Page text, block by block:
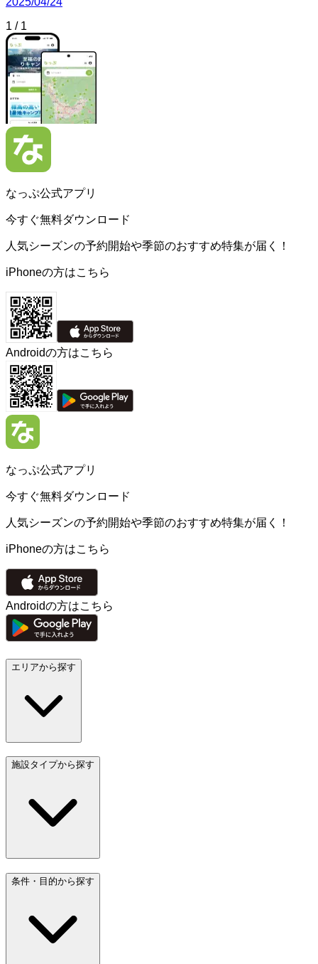
1 / 1
なっぷ公式アプリ
今すぐ無料ダウンロード
人気シーズンの予約開始や季節のおすすめ特集が届く！
iPhoneの方はこちら
Androidの方はこちら
なっぷ公式アプリ
今すぐ無料ダウンロード
人気シーズンの予約開始や季節のおすすめ特集が届く！
iPhoneの方はこちら
Androidの方はこちら
エリアから探す
施設タイプから探す
条件・目的から探す